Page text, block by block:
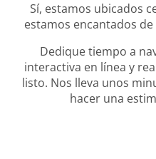
Sí, estamos ubicados
estamos encantados
Dedique tiempo a
interactiva en línea y
listo. Nos lleva unos
hacer una